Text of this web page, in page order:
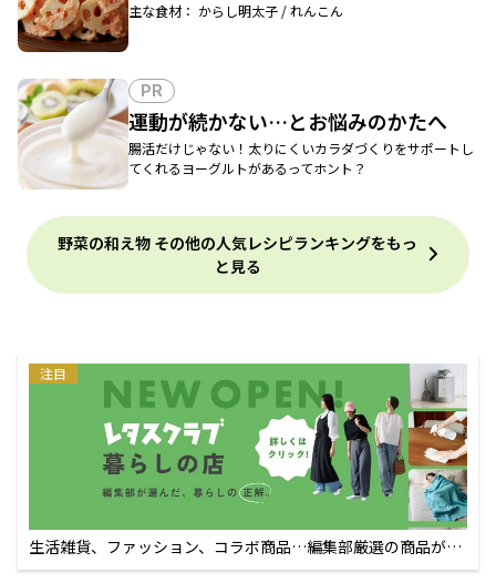
主な食材： からし明太子 / れんこん
PR
運動が続かない…とお悩みのかたへ
腸活だけじゃない！太りにくいカラダづくりをサポートし
てくれるヨーグルトがあるってホント？
野菜の和え物 その他の人気レシピランキングをもっ
と見る
注目
生活雑貨、ファッション、コラボ商品…編集部厳選の商品が買
えるECサイト